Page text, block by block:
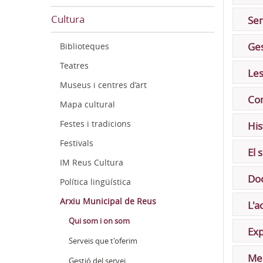
Cultura
Biblioteques
Teatres
Museus i centres d’art
Mapa cultural
Festes i tradicions
Festivals
IM Reus Cultura
Política lingüística
Arxiu Municipal de Reus
Qui som i on som
Serveis que t'oferim
El